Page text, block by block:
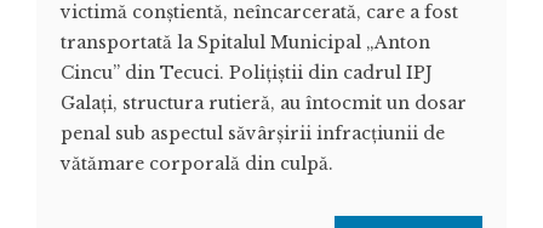
victimă conștientă, neîncarcerată, care a fost
transportată la Spitalul Municipal „Anton
Cincu” din Tecuci. Polițiștii din cadrul IPJ
Galați, structura rutieră, au întocmit un dosar
penal sub aspectul săvârșirii infracțiunii de
vătămare corporală din culpă.